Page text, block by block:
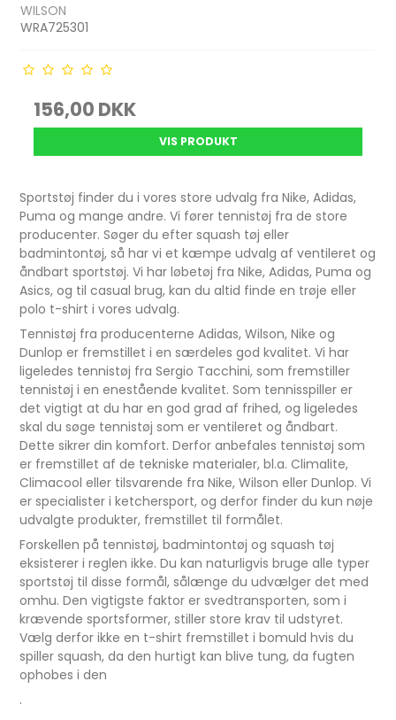
WILSON
WRA725301
156,00 DKK
VIS PRODUKT
Sportstøj finder du i vores store udvalg fra Nike, Adidas,
Puma og mange andre. Vi fører tennistøj fra de store
producenter. Søger du efter squash tøj eller
badmintontøj, så har vi et kæmpe udvalg af ventileret og
åndbart sportstøj. Vi har løbetøj fra Nike, Adidas, Puma og
Asics, og til casual brug, kan du altid finde en trøje eller
polo t-shirt i vores udvalg.
Tennistøj fra producenterne Adidas, Wilson, Nike og
Dunlop er fremstillet i en særdeles god kvalitet. Vi har
ligeledes tennistøj fra Sergio Tacchini, som fremstiller
tennistøj i en enestående kvalitet. Som tennisspiller er
det vigtigt at du har en god grad af frihed, og ligeledes
skal du søge tennistøj som er ventileret og åndbart.
Dette sikrer din komfort. Derfor anbefales tennistøj som
er fremstillet af de tekniske materialer, bl.a. Climalite,
Climacool eller tilsvarende fra Nike, Wilson eller Dunlop. Vi
er specialister i ketchersport, og derfor finder du kun nøje
udvalgte produkter, fremstillet til formålet.
Forskellen på tennistøj, badmintontøj og squash tøj
eksisterer i reglen ikke. Du kan naturligvis bruge alle typer
sportstøj til disse formål, sålænge du udvælger det med
omhu. Den vigtigste faktor er svedtransporten, som i
krævende sportsformer, stiller store krav til udstyret.
Vælg derfor ikke en t-shirt fremstillet i bomuld hvis du
spiller squash, da den hurtigt kan blive tung, da fugten
ophobes i den
.